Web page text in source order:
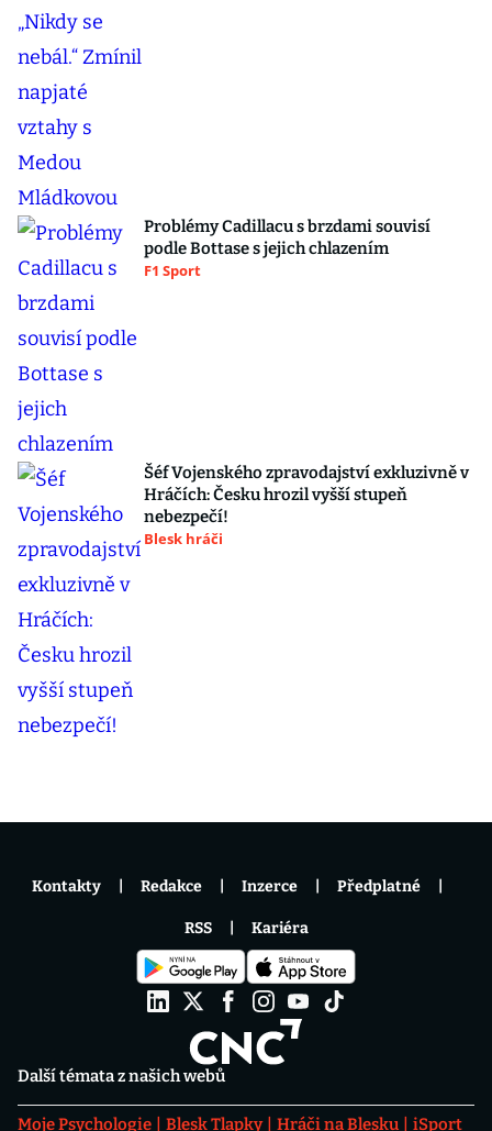
Problémy Cadillacu s brzdami souvisí
podle Bottase s jejich chlazením
F1 Sport
Šéf Vojenského zpravodajství exkluzivně v
Hráčích: Česku hrozil vyšší stupeň
nebezpečí!
Blesk hráči
Další témata z našich webů
Moje Psychologie Blesk Tlapky Hráči na Blesku
iSport
Kontakty Redakce Inzerce Předplatné
RSS Kariéra